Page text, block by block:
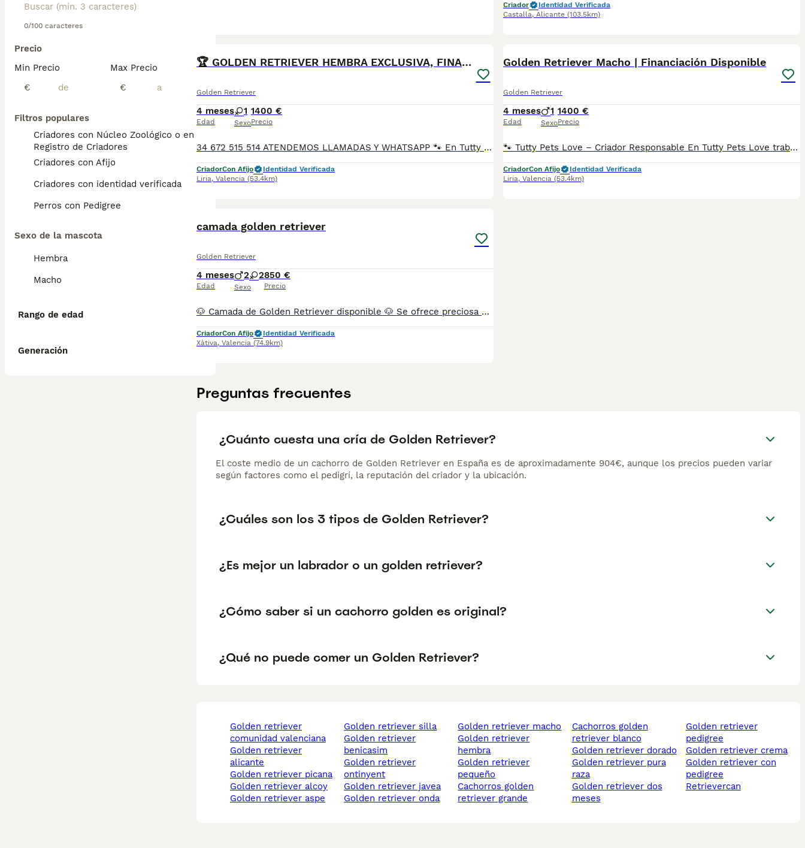
0/100 caracteres
Precio
Min Precio
€
Max Precio
€
Filtros populares
Criadores con Núcleo Zoológico o en el
Registro de Criadores
Criadores con Afijo
Criadores con identidad verificada
Perros con Pedigree
Sexo de la mascota
Hembra
Macho
Rango de edad
Generación
Criador
Identidad Verificada
Castalla, Alicante (103.5km)
🏆 GOLDEN RETRIEVER HEMBRA EXCLUSIVA, FINANCIACIÓN
Golden Retriever
4 meses
Edad
1
Sexo
1400 €
Precio
34 672 515 514 ATENDEMOS LLAMADAS Y WHATSAPP 🐾 En Tutty Pets Love trabajamos con pasión y responsabilidad para ofrecerte compañeros de vida sanos, equilibrados y con todas las garantías. Te garantizamos: ✅ Vacunas correspondientes a su edad. ✅ Cartilla veterinaria. ✅ Desparasitación interna y externa. ✅ Pasaporte y microchip. ✅ Garantías víricas y congénitas. ✅ Contrato de compraventa sellado por la empresa. ✅ Envíos a toda la península (según kilometraje). ✅ Financiación a medida de 6 a 48 meses, con y sin intereses. 💕 Listo para encontrar una familia que le quiera para toda la vida. 📩 Solicita más información sin compromiso. 🐶 Tutty Pets love ,donde nacen grandes compañeros. 34 672 515 514 ATENDEMOS LLAMADAS Y WHATSAPP 🐾
CriadorCon Afijo
Identidad Verificada
Liria, Valencia (53.4km)
Golden Retriever Macho | Financiación Disponible
Golden Retriever
4 meses
Edad
1
Sexo
1400 €
Precio
🐾 Tutty Pets Love – Criador Responsable En Tutty Pets Love trabajamos con pasión y responsabilidad para ofrecer cachorros sanos, equilibrados y con todas las garantías. Tu cachorro se entrega con: ✅ Vacunas correspondientes a su edad. ✅ Cartilla veterinaria. ✅ Desparasitación interna y externa. ✅ Pasaporte y microchip. ✅ Garantías víricas y congénitas. ✅ Contrato de compraventa sellado por la empresa. ✅ Envíos a toda la península (según kilometraje). ✅ Financiación personalizada de 6 a 48 meses, con y sin intereses. 💳 Financiación disponible. Consulta cómodas cuotas adaptadas a tus necesidades. 🌐 www.tuttypetslove.es 📩 Solicita fotos, vídeos e información sin compromiso. 🐶 Tutty Pets Love, donde nacen grandes compañeros.
CriadorCon Afijo
Identidad Verificada
Liria, Valencia (53.4km)
camada golden retriever
Golden Retriever
4 meses
Edad
2 2
Sexo
850 €
Precio
🐶 Camada de Golden Retriever disponible 🐶 Se ofrece preciosa camada de Golden Retriever, criados en un entorno familiar con mucho cariño y perfectamente socializados. Los cachorros se entregarán: * ✅ Desparasitados. * ✅ Con las vacunas correspondientes a su edad. * ✅ Revisados por veterinario. * ✅ Con cartilla sanitaria. Son perros de excelente carácter: cariñosos, inteligentes, muy sociables y perfectos para familias con niños o para personas que buscan un compañero fiel. Los padres son Golden Retriever de pura raza, sanos y con un carácter excepcional. Se pueden enviar fotos y vídeos tanto de los cachorros como de los progenitores. 📍 Disponibles para reservar. 📅 Entrega a partir de las 8 semanas de edad. 📩 Para más información, fotos, vídeos o precio, no dudes en contactar por mensaje privado.
CriadorCon Afijo
Identidad Verificada
Xàtiva, Valencia (74.9km)
Preguntas frecuentes
¿Cuánto cuesta una cría de Golden Retriever?
El coste medio de un cachorro de Golden Retriever en España es de aproximadamente 904€, aunque los precios pueden variar
según factores como el pedigrí, la reputación del criador y la ubicación.
¿Cuáles son los 3 tipos de Golden Retriever?
¿Es mejor un labrador o un golden retriever?
¿Cómo saber si un cachorro golden es original?
¿Qué no puede comer un Golden Retriever?
golden retriever
comunidad valenciana
golden retriever
alicante
golden retriever picana
golden retriever alcoy
golden retriever aspe
golden retriever silla
golden retriever
benicasim
golden retriever
ontinyent
golden retriever javea
golden retriever onda
golden retriever macho
golden retriever
hembra
golden retriever
pequeño
cachorros golden
retriever grande
cachorros golden
retriever blanco
golden retriever dorado
golden retriever pura
raza
golden retriever dos
meses
golden retriever
pedigree
golden retriever crema
golden retriever con
pedigree
retrievercan